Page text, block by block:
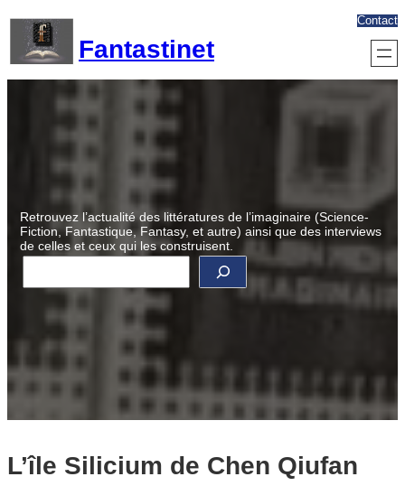
contenu
Fantastinet
Contact
Retrouvez l’actualité des littératures de l’imaginaire (Science-
Fiction, Fantastique, Fantasy, et autre) ainsi que des interviews
de celles et ceux qui les construisent.
R
c
L’île Silicium de Chen Qiufan